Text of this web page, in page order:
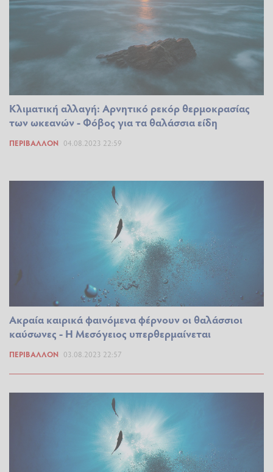
Κλιματική αλλαγή: Αρνητικό ρεκόρ θερμοκρασίας
των ωκεανών - Φόβος για τα θαλάσσια είδη
ΠΕΡΙΒΆΛΛΟΝ 04.08.2023 22:59
Ακραία καιρικά φαινόμενα φέρνουν οι θαλάσσιοι
καύσωνες - Η Μεσόγειος υπερθερμαίνεται
ΠΕΡΙΒΆΛΛΟΝ 03.08.2023 22:57